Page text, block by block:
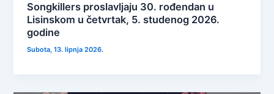
Songkillers proslavljaju 30. rođendan u
Lisinskom u četvrtak, 5. studenog 2026.
godine
Subota, 13. lipnja 2026.